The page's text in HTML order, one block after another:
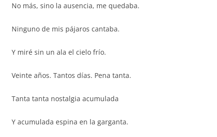
No más, sino la ausencia, me quedaba.
Ninguno de mis pájaros cantaba.
Y miré sin un ala el cielo frío.
Veinte años. Tantos días. Pena tanta.
Tanta tanta nostalgia acumulada
Y acumulada espina en la garganta.